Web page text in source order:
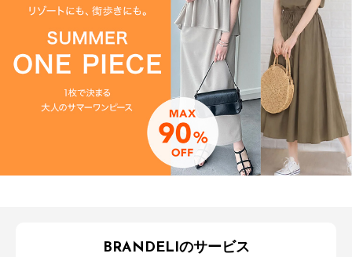
BRANDELIのサービス